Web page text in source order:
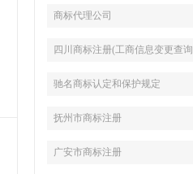
商标代理公司
四川商标注册(工商信息变更查询
驰名商标认定和保护规定
抚州市商标注册
广安市商标注册